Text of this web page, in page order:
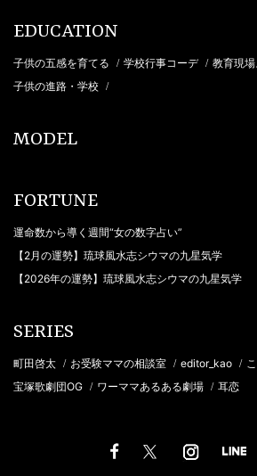
EDUCATION
子供の五感を育てる / 学校行事コーデ / 教育現場
子供の進路・学校 /
MODEL
FORTUNE
運命数から導く週間“女の数字占い”
【2月の運勢】琉球風水志シウマの九星気学
【2026年の運勢】琉球風水志シウマの九星気学
SERIES
町田啓太 / お受験ママの相談室 / editor_kao /
宝塚歌劇団OG / ワーママあるある劇場 / 耳恋